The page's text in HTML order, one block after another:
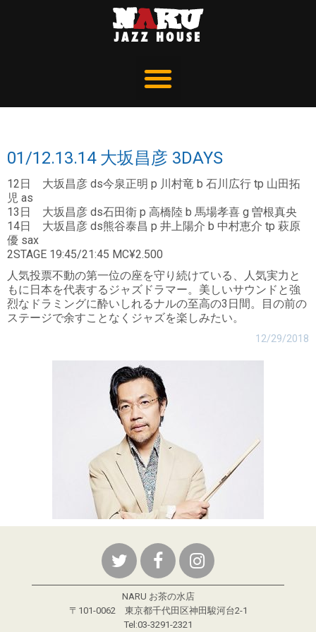
01/12.13.14 大坂昌彦 3DAYS
12日 大坂昌彦 ds今泉正明 p 川村竜 b 石川広行 tp 山田拓
児 as
13日 大坂昌彦 ds石田衛 p 高橋陸 b 馬場孝喜 g 曽根真央
14日 大坂昌彦 ds熊谷泰昌 p 井上陽介 b 中村恵介 tp 萩原
優 sax
2STAGE 19:45/21:45 MC¥2.500
人気投票不動の第一位の座を守り続けている、人気実力と
もに日本を代表するジャズドラマー。美しいサウンドと強
烈なドラミングに酔いしれるナルの至高の3日間。目の前の
ステージで余すことなくジャズを楽しみたい。
12/29/2018
NARU お茶の水店
〒101-0062 東京都千代田区神田駿河台2-1
Tel:03-3291-2321